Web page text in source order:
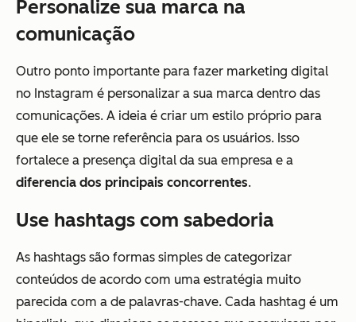
Personalize sua marca na
comunicação
Outro ponto importante para fazer marketing digital
no Instagram é personalizar a sua marca dentro das
comunicações. A ideia é criar um estilo próprio para
que ele se torne referência para os usuários. Isso
fortalece a presença digital da sua empresa e a
diferencia dos principais concorrentes.
Use hashtags com sabedoria
As hashtags são formas simples de categorizar
conteúdos de acordo com uma estratégia muito
parecida com a de palavras-chave. Cada hashtag é um